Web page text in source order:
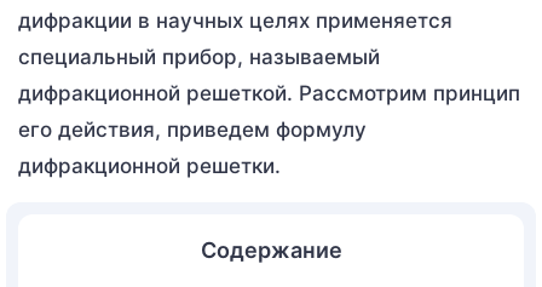
дифракции в научных целях применяется
специальный прибор, называемый
дифракционной решеткой. Рассмотрим принцип
его действия, приведем формулу
дифракционной решетки.
Содержание